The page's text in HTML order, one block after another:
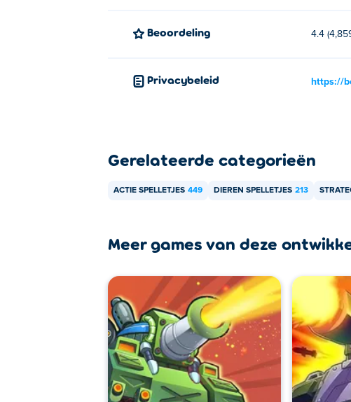
Beoordeling 4.4
Privacybeleid https://
Gerelateerde categorieën
ACTIE SPELLETJES 449 DIEREN SPELLETJES 213
Meer games van deze